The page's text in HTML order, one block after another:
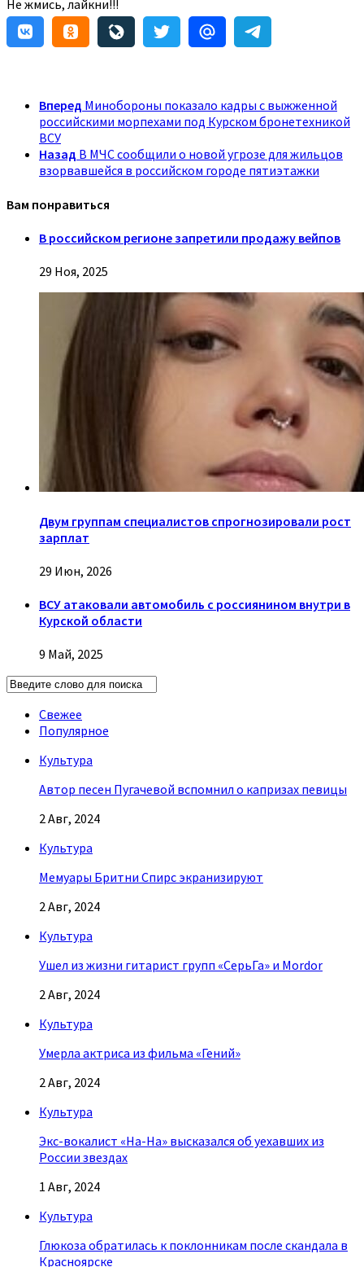
Не жмись, лайкни!!!
Вперед Минобороны показало кадры с выжженной
российскими морпехами под Курском бронетехникой
ВСУ
Назад В МЧС сообщили о новой угрозе для жильцов
взорвавшейся в российском городе пятиэтажки
Вам понравиться
В российском регионе запретили продажу вейпов
29 Ноя, 2025
Двум группам специалистов спрогнозировали рост
зарплат
29 Июн, 2026
ВСУ атаковали автомобиль с россиянином внутри в
Курской области
9 Май, 2025
Свежее
Популярное
Культура
Автор песен Пугачевой вспомнил о капризах певицы
2 Авг, 2024
Культура
Мемуары Бритни Спирс экранизируют
2 Авг, 2024
Культура
Ушел из жизни гитарист групп «СерьГа» и Mordor
2 Авг, 2024
Культура
Умерла актриса из фильма «Гений»
2 Авг, 2024
Культура
Экс-вокалист «На-На» высказался об уехавших из
России звездах
1 Авг, 2024
Культура
Глюкоза обратилась к поклонникам после скандала в
Красноярске